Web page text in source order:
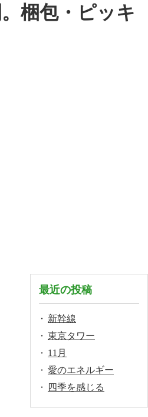
梱包・ピッキ
最近の投稿
新幹線
東京タワー
11月
愛のエネルギー
四季を感じる